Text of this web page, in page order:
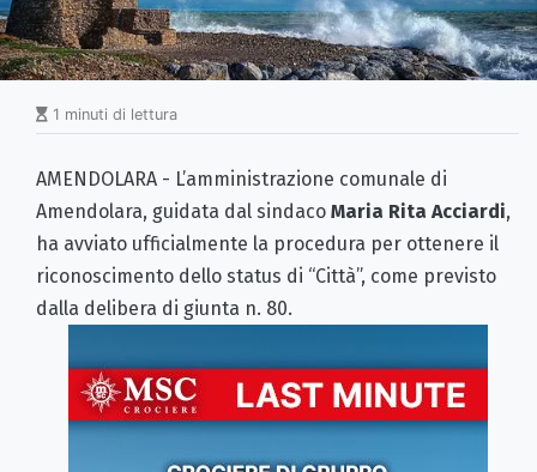
1 minuti di lettura
AMENDOLARA - L’amministrazione comunale di
Amendolara, guidata dal sindaco Maria Rita Acciardi,
ha avviato ufficialmente la procedura per ottenere il
riconoscimento dello status di “Città”, come previsto
dalla delibera di giunta n. 80.